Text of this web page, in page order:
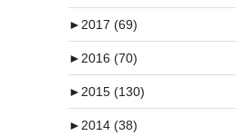
►2017 (69)
►2016 (70)
►2015 (130)
►2014 (38)